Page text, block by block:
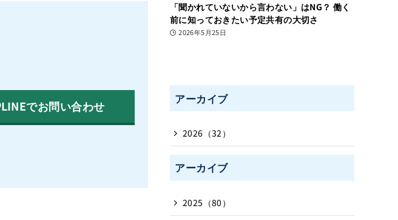
LINEでお問い合わせ
「聞かれていないから言わない」はNG？ 働く
前に知っておきたい予定共有の大切さ
2026年5月25日
アーカイブ
2026（32）
アーカイブ
2025（80）